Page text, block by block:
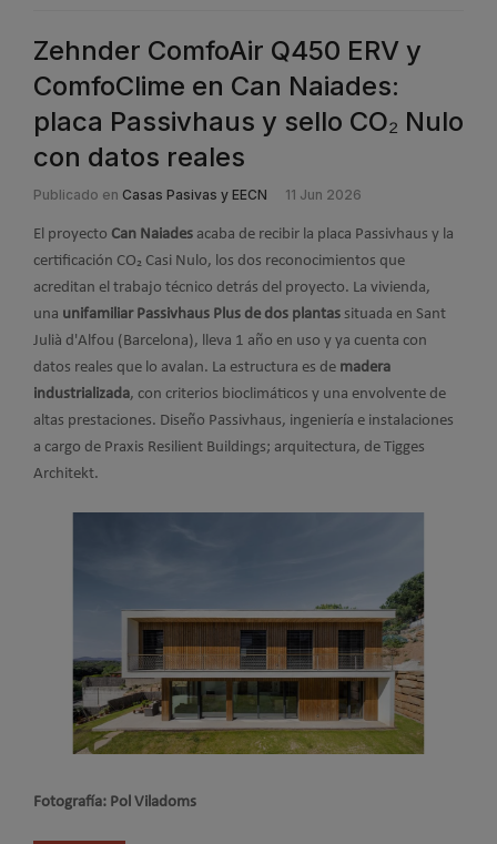
Zehnder ComfoAir Q450 ERV y
ComfoClime en Can Naiades:
placa Passivhaus y sello CO₂ Nulo
con datos reales
Publicado en Casas Pasivas y EECN 11 Jun 2026
El proyecto Can Naiades acaba de recibir la placa Passivhaus y la
certificación CO₂ Casi Nulo, los dos reconocimientos que
acreditan el trabajo técnico detrás del proyecto. La vivienda,
una unifamiliar Passivhaus Plus de dos plantas situada en Sant
Julià d'Alfou (Barcelona), lleva 1 año en uso y ya cuenta con
datos reales que lo avalan. La estructura es de madera
industrializada, con criterios bioclimáticos y una envolvente de
altas prestaciones. Diseño Passivhaus, ingeniería e instalaciones
a cargo de Praxis Resilient Buildings; arquitectura, de Tigges
Architekt.
Fotografía: Pol Viladoms